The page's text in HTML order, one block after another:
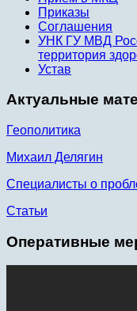
Приказы
Соглашения
УНК ГУ МВД
территория
Устав
Актуальные
Геополитика
Михаил Делягин
Специалисты о
Статьи
Оперативные